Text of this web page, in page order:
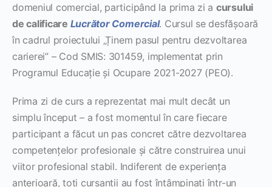
domeniul comercial, participând la prima zi a cursului
de calificare Lucrător Comercial. Cursul se desfășoară
în cadrul proiectului „Ținem pasul pentru dezvoltarea
carierei” – Cod SMIS: 301459, implementat prin
Programul Educație și Ocupare 2021-2027 (PEO).
Prima zi de curs a reprezentat mai mult decât un
simplu început – a fost momentul în care fiecare
participant a făcut un pas concret către dezvoltarea
competențelor profesionale și către construirea unui
viitor profesional stabil. Indiferent de experiența
anterioară, toți cursanții au fost întâmpinați într-un